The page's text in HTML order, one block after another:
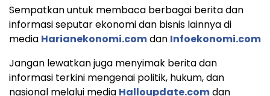
Sempatkan untuk membaca berbagai berita dan
informasi seputar ekonomi dan bisnis lainnya di
media Harianekonomi.comdan Infoekonomi.com
Jangan lewatkan juga menyimak berita dan
informasi terkini mengenai politik, hukum, dan
nasional melalui media Halloupdate.comdan